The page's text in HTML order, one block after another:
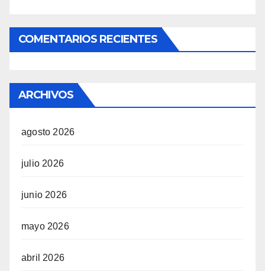
COMENTARIOS RECIENTES
ARCHIVOS
agosto 2026
julio 2026
junio 2026
mayo 2026
abril 2026